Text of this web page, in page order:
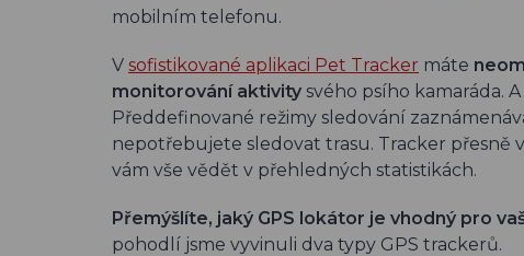
mobilním telefonu.
V sofistikované aplikaci Pet Tracker máte
monitorování aktivity svého psího kamaráda.
Předdefinované režimy sledování
nepotřebujete sledovat trasu. Tracker přesně
vám vše vědět v přehledných statistikách.
Přemýšlíte, jaký GPS lokátor je vhodný pro
pohodlí jsme vyvinuli dva typy GPS trackerů.